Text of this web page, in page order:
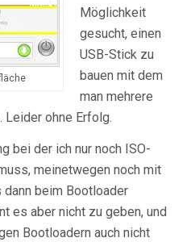
Möglichkeit
gesucht, einen
USB-Stick zu
bauen mit dem
man mehrere
Leider ohne Erfolg.
bei der ich nur noch ISO-
meinetwegen noch mit
beim Bootloader
es aber nicht zu geben, und
Bootloadern auch nicht